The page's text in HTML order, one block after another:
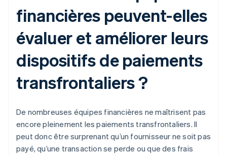
financières peuvent-elles
évaluer et améliorer leurs
dispositifs de paiements
transfrontaliers ?
De nombreuses équipes financières ne maîtrisent pas
encore pleinement les paiements transfrontaliers. Il
peut donc être surprenant qu’un fournisseur ne soit pas
payé, qu’une transaction se perde ou que des frais